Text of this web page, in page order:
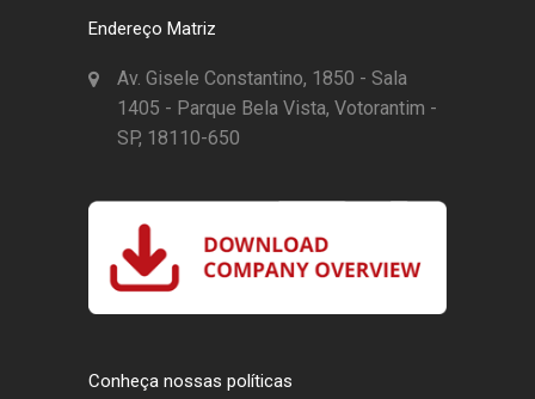
Endereço Matriz
Av. Gisele Constantino, 1850 - Sala
1405 - Parque Bela Vista, Votorantim -
SP, 18110-650
Conheça nossas políticas